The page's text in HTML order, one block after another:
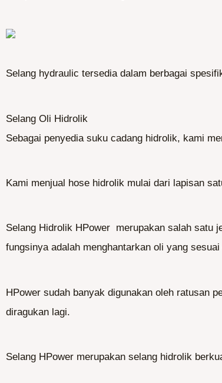
Selang hydraulic tersedia dalam berbagai
Selang Oli Hidrolik
Sebagai penyedia suku cadang hidrolik, kami
Kami menjual hose hidrolik mulai dari lapisan
Selang Hidrolik HPower merupakan salah satu
fungsinya adalah menghantarkan oli yang
HPower sudah banyak digunakan oleh ratusan
diragukan lagi.
Selang HPower merupakan selang hidrolik